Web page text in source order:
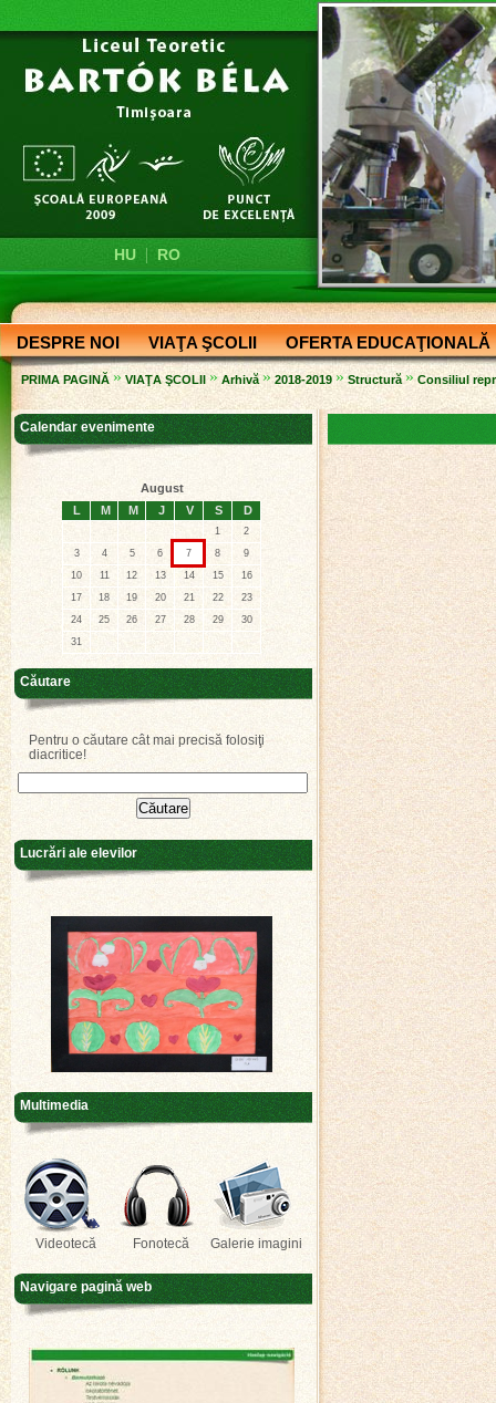
HU| RO
DESPRE NOI VIAŢA ŞCOLII OFERTA EDUCAŢIONALĂ
PRIMA PAGINĂ » VIAŢA ŞCOLII » Arhivă » 2018-2019 » Structură » Consiliul
Calendar evenimente
August
L
M M J V S D
1
2
3
4 5 6 7 8
9
10
11 12 13 14 15
16
17
18 19 20 21 22
23
24
25 26 27 28 29
30
31
Căutare
Pentru o căutare cât mai precisă folosiţi
diacritice!
Lucrări ale elevilor
Multimedia
Videotecă Fonotecă Galerie imagini
Navigare pagină web